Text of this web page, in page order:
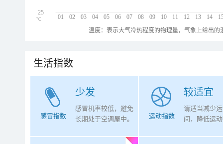
01 02 03 04 05 06 07 08 09 10 11 12 13 14
25
℃
温度：表示大气冷热程度的物理量，气象上给出
生活指数
少发
感冒指数
感冒机率较低，避免
长期处于空调屋中。
较适宜
运动指数
请适当减少
间，降低运